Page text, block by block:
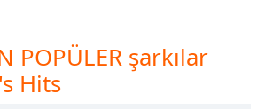
POPÜLER şarkılar
Hits